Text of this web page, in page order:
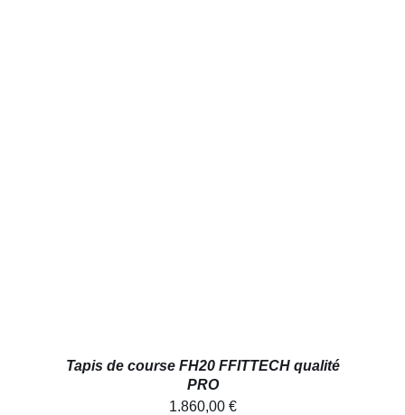
Tapis de course FH20 FFITTECH qualité
PRO
1.860,00 €